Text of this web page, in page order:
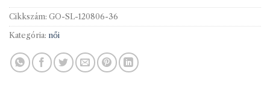
Cikkszám: GO-SL-120806-36
Kategória: női